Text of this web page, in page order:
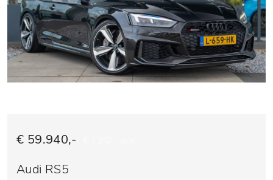
€ 59.940,-
Audi RS5